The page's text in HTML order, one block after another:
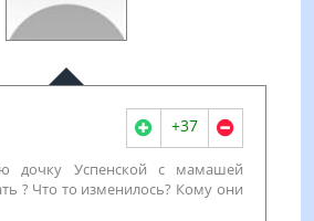
+37
дочку Успенской с мамашей
? Что то изменилось? Кому они